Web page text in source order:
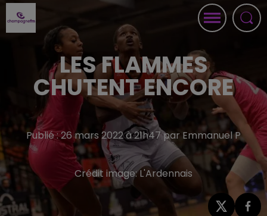
LES FLAMMES
CHUTENT ENCORE
Publié : 26 mars 2022 à 21h47 par Emmanuel P
Crédit image:L'Ardennais